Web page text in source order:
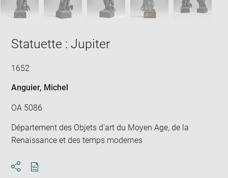
Statuette : Jupiter
1652
Anguier, Michel
OA 5086
Département des Objets d'art du Moyen Age, de la
Renaissance et des temps modernes